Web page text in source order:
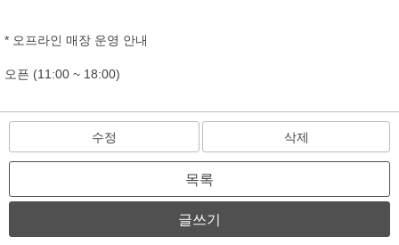
* 오프라인 매장 운영 안내
오픈 (11:00 ~ 18:00)
수정 삭제
목록
글쓰기